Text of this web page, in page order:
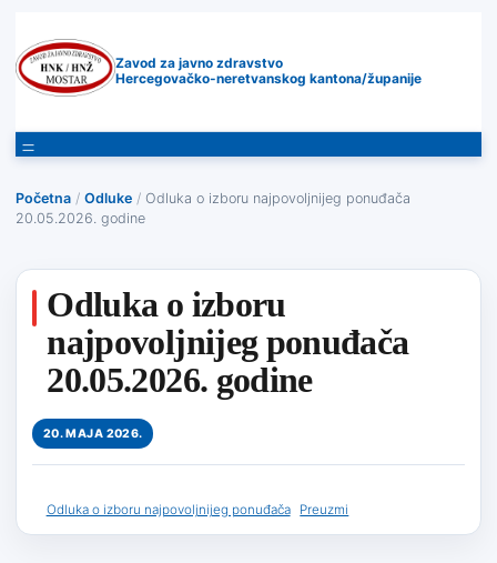
Zavod za javno zdravstvo
Hercegovačko-neretvanskog kantona/županije
Početna / Odluke / Odluka o izboru najpovoljnijeg ponuđača
20.05.2026. godine
Odluka o izboru
najpovoljnijeg ponuđača
20.05.2026. godine
20. MAJA 2026.
Odluka o izboru najpovoljnijeg ponuđača Preuzmi